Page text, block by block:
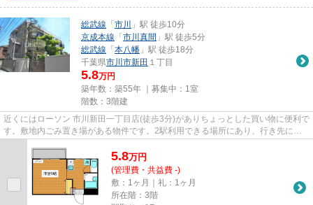
総武線 「 市川
」駅 徒歩10分
京成本線 「 市川真間 」駅 徒歩5分
総武線 「 本八幡 」駅 徒歩18分
千葉県市川市新田 １丁目
5.8万円
築年数：築55年 ｜募集中： 1室
階数：3階建
近くにはローソン 市川新田一丁目店(徒歩3分)がありちょっとした買い物に便利で
す。敷地内ごみ置き場がある物件です。2駅利用できる場所にあり、行き先に応
5.8万円
(管理費・共益費 -)
敷：1ヶ月｜礼：1ヶ月
所在階：3階